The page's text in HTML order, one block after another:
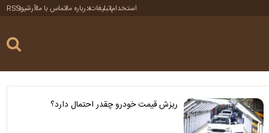
استخدامتبلیغاتدرباره ماتماس با ماآرشیوRSS
ریزش قیمت خودرو چقدر احتمال دارد؟